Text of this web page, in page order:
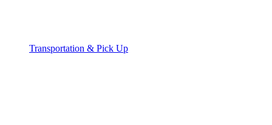
Transportation & Pick Up